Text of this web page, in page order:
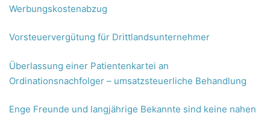
Werbungskostenabzug
Vorsteuervergütung für Drittlandsunternehmer
Überlassung einer Patientenkartei an
Ordinationsnachfolger – umsatzsteuerliche Behandlung
Enge Freunde und langjährige Bekannte sind keine nahen